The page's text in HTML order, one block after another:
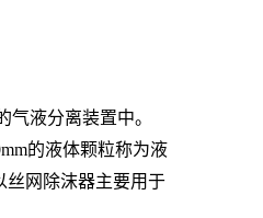
液分离装置中。
的液体颗粒称为液
丝网除沫器主要用于